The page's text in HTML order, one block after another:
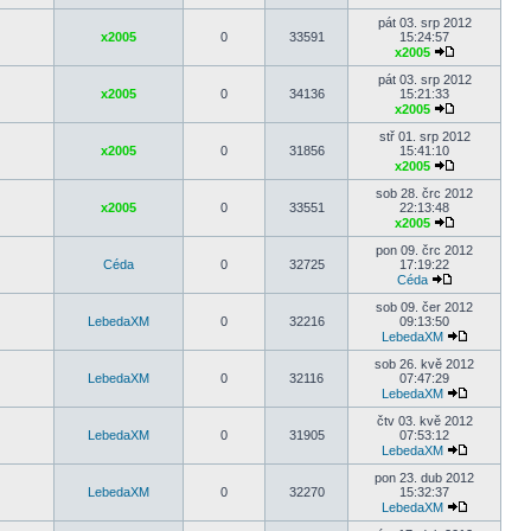
x2005 0 33591
pát 03. srp 2012
15:24:57
x2005
x2005 0 34136
pát 03. srp 2012
15:21:33
x2005
x2005 0 31856
stř 01. srp 2012
15:41:10
x2005
x2005 0 33551
sob 28. črc 2012
22:13:48
x2005
Céda 0 32725
pon 09. črc 2012
17:19:22
Céda
LebedaXM 0 32216
sob 09. čer 2012
09:13:50
LebedaXM
LebedaXM 0 32116
sob 26. kvě 2012
07:47:29
LebedaXM
LebedaXM 0 31905
čtv 03. kvě 2012
07:53:12
LebedaXM
LebedaXM 0 32270
pon 23. dub 2012
15:32:37
LebedaXM